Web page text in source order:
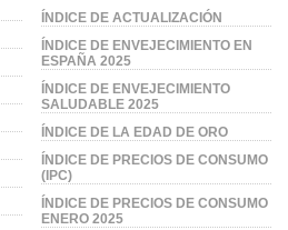
ÍNDICE DE ACTUALIZACIÓN
ÍNDICE DE ENVEJECIMIENTO EN
ESPAÑA 2025
ÍNDICE DE ENVEJECIMIENTO
SALUDABLE 2025
ÍNDICE DE LA EDAD DE ORO
ÍNDICE DE PRECIOS DE CONSUMO
(IPC)
ÍNDICE DE PRECIOS DE CONSUMO
ENERO 2025